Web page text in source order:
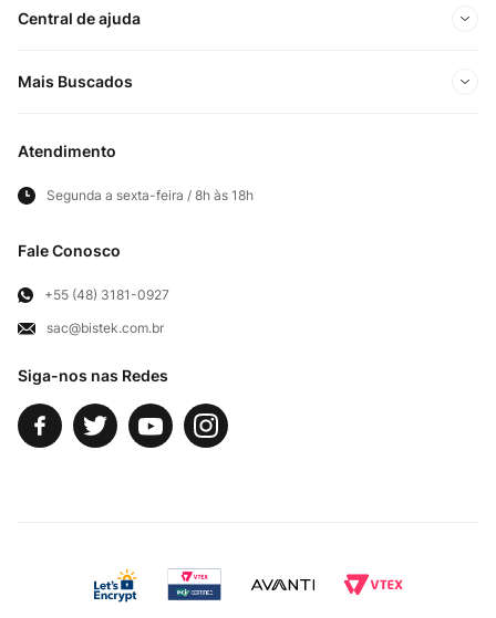
Siga-nos nas Redes
Sobre Nós
Privacidade e Segurança
Panfletos lojas físicas
Central de ajuda
Minha conta
Acompanhe seu pedido
Frete e Entregas
Troca e Devoluções
Exercício de Direito
Fale Conosco
Mais Buscados
Atendimento
Segunda a sexta-feira / 8h às 18h
Fale Conosco
+55 (48) 3181-0927
sac@bistek.com.br